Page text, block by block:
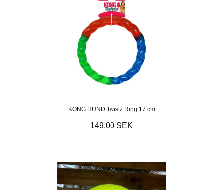
KONG HUND Twistz Ring 17 cm
149.00 SEK